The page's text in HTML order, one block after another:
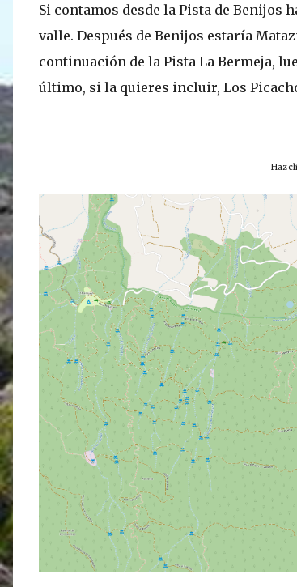
Si contamos desde la Pista de Benijos
valle. Después de Benijos estaría
continuación de la Pista La Bermeja,
último, si la quieres incluir, Los
Haz